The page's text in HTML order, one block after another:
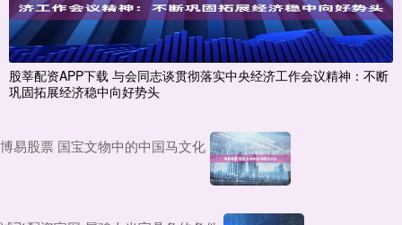
股莘配资APP下载 与会同志谈贯彻落实中央经济工作会议精神：不断
巩固拓展经济稳中向好势头
博易股票 国宝文物中的中国马文化